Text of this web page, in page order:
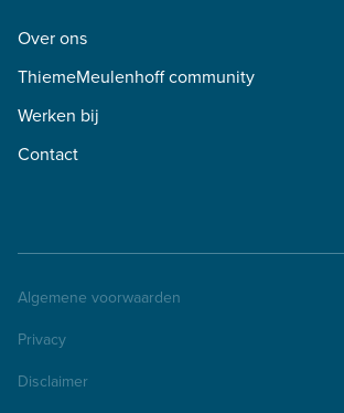
Over ons
ThiemeMeulenhoff community
Werken bij
Contact
Algemene voorwaarden
Privacy
Disclaimer